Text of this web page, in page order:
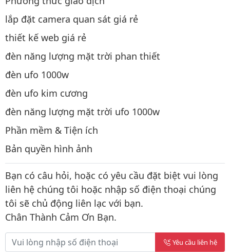
lắp đặt camera quan sát giá rẻ
thiết kế web giá rẻ
đèn năng lượng mặt trời phan thiết
đèn ufo 1000w
đèn ufo kim cương
đèn năng lượng mặt trời ufo 1000w
Phần mềm & Tiện ích
Bản quyền hình ảnh
Bạn có câu hỏi, hoặc có yêu cầu đặt biệt vui lòng
liên hệ chúng tôi hoặc nhập số điện thoại chúng
tôi sẽ chủ động liên lạc với bạn.
Chân Thành Cảm Ơn Bạn.
Yêu cầu liên hệ